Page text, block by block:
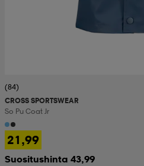
(84)
CROSS SPORTSWEAR
So Pu Coat Jr
21,99
Suositushinta 43,99